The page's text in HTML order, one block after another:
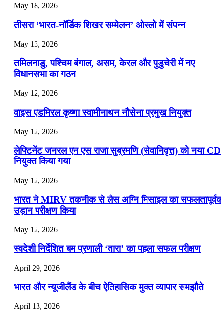
July 19, 2026
📝 डेली करेंट अफेयर्स: 16-18 जुलाई 2026
July 16, 2026
📝 डेली करेंट अफेयर्स: 13-15 जुलाई 2026
May 18, 2026
तीसरा ‘भारत-नॉर्डिक शिखर सम्मेलन’ ओस्लो में संपन्न
May 13, 2026
तमिलनाडु, पश्चिम बंगाल, असम, केरल और पुडुचेरी में नए
विधानसभा का गठन
May 12, 2026
वाइस एडमिरल कृष्णा स्वामीनाथन नौसेना प्रमुख नियुक्त
May 12, 2026
लेफ्टिनेंट जनरल एन एस राजा सुब्रमणि (सेवानिवृत्त) को नया
नियुक्त किया गया
May 12, 2026
भारत ने MIRV तकनीक से लैस अग्नि मिसाइल का
उड़ान परीक्षण किया
May 12, 2026
स्वदेशी निर्देशित बम प्रणाली ‘तारा’ का पहला सफल परीक्षण
April 29, 2026
भारत और न्यूजीलैंड के बीच ऐतिहासिक मुक्त व्यापार समझौते
April 13, 2026